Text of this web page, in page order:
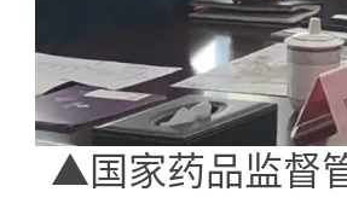
▲国家药品监督